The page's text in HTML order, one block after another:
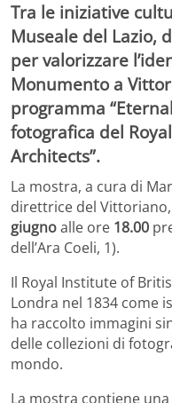
Tra le iniziative
Museale del Lazio,
per valorizzare
Monumento a
programma
fotografica del
Architects”.
La mostra, a cura di
direttrice del
giugnoalle ore 18.00
dell’Ara Coeli, 1).
Il Royal Institute of
Londra nel 1834 come
ha raccolto immagini
delle collezioni di
mondo.
La mostra contiene